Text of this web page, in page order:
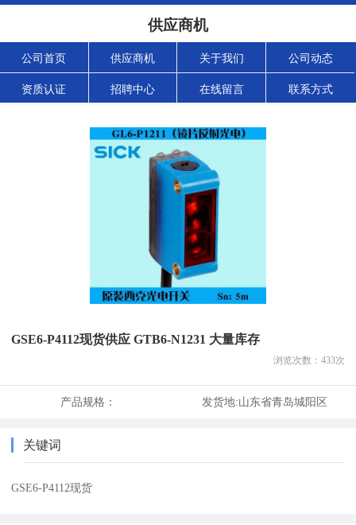
供应商机
公司首页 供应商机 关于我们 公司动态
资质认证 招聘中心 在线留言 联系方式
GSE6-P4112现货供应 GTB6-N1231 大量库存
浏览次数： 433次
产品规格： 发货地:山东省青岛城阳区
关键词
GSE6-P4112现货